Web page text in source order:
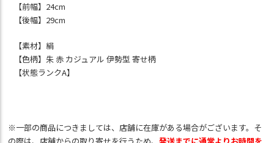
【前幅】24cm
【後幅】29cm
【素材】絹
【色柄】朱 赤 カジュアル 伊勢型 寄せ柄
【状態ランクA】
※一部の商品につきましては、店舗に在庫がある場合がございます。そ